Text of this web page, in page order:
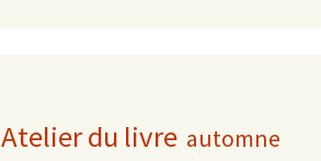
Atelier du livre automne